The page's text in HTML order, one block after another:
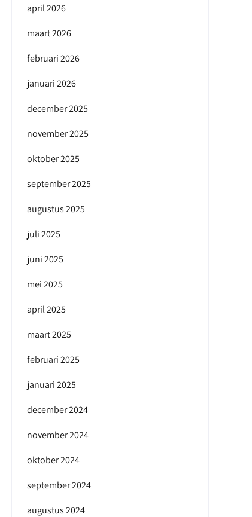
april 2026
maart 2026
februari 2026
januari 2026
december 2025
november 2025
oktober 2025
september 2025
augustus 2025
juli 2025
juni 2025
mei 2025
april 2025
maart 2025
februari 2025
januari 2025
december 2024
november 2024
oktober 2024
september 2024
augustus 2024